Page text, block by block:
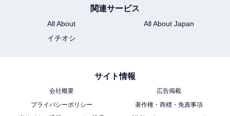
関連サービス
All About
All About Japan
イチオシ
サイト情報
会社概要
広告掲載
プライバシーポリシー
著作権・商標・免責事項